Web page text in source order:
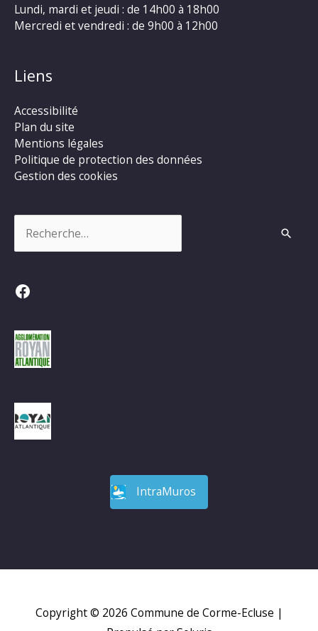
Lundi, mardi et jeudi : de 14h00 à 18h00
Mercredi et vendredi : de 9h00 à 12h00
Liens
Accessibilité
Plan du site
Mentions légales
Politique de protection des données
Gestion des cookies
Facebook
IntraMuros
Copyright © 2026 Commune de Corme-Ecluse |